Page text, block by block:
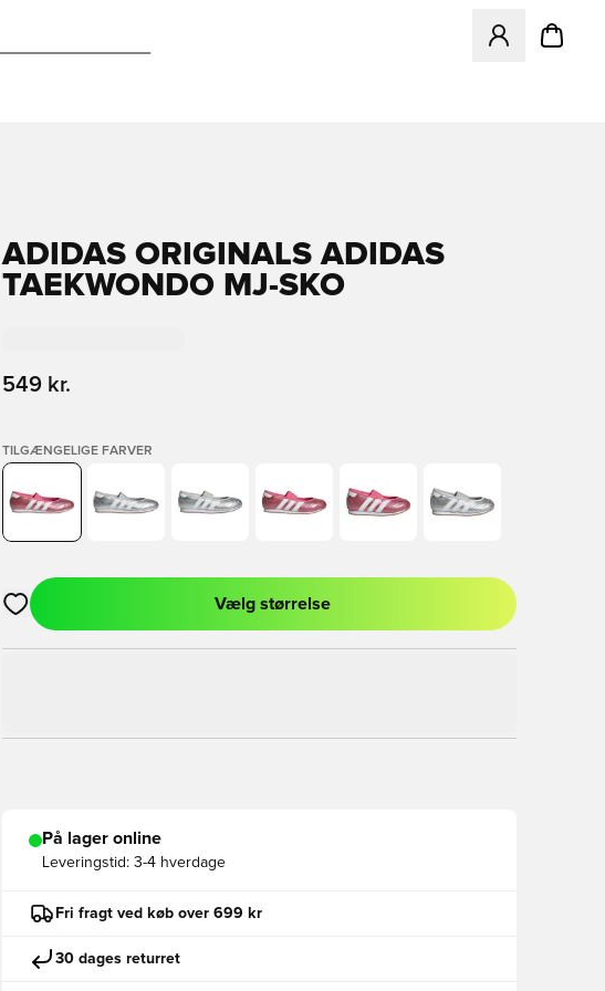
Åbner en
ADIDAS ORIGINALS ADIDAS
TAEKWONDO MJ-SKO
549 kr.
TILGÆNGELIGE FARVER
Åbner en Modal til at logge ind eller tilmelde dig som medlem
Vælg størrelse
På lager online
Leveringstid: 3-4 hverdage
Fri fragt ved køb over 699 kr
30 dages returret